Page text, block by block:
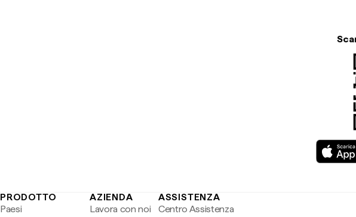
PRODOTTO
Paesi
AZIENDA
Lavora con noi
ASSISTENZA
Centro Assistenza